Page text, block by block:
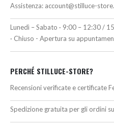
Assistenza: account@stilluce-
Lunedì – Sabato · 9:00 – 12:30 /
· Chiuso - Apertura su
PERCHÉ STILLUCE-STORE?
Recensioni verificate e certificate
Spedizione gratuita per gli ordini